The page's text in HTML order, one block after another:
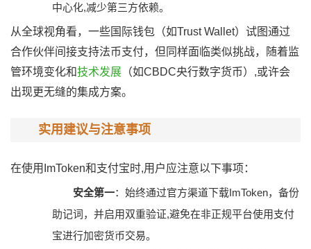
中心化,减少第三方依赖。
从全球视角看，一些国际钱包（如Trust Wallet）试图通过
合作伙伴间接支持法币支付，但同样面临类似挑战，随着监
管环境变化和技术发展 （如CBDC央行数字货币）,或许会
出现更无缝的集成方案。
实用建议与注意事项
在使用ImToken和支付宝时,用户应注意以下事项：
安全第一：始终通过官方渠道下载ImToken，备份
助记词，并启用双重验证,避免在非正规平台使用支付
宝进行加密货币交易。